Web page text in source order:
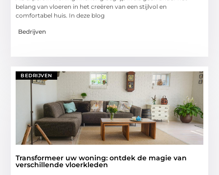
belang van vloeren in het creëren van een stijlvol en
comfortabel huis. In deze blog
Bedrijven
BEDRIJVEN
Transformeer uw woning: ontdek de magie van
verschillende vloerkleden